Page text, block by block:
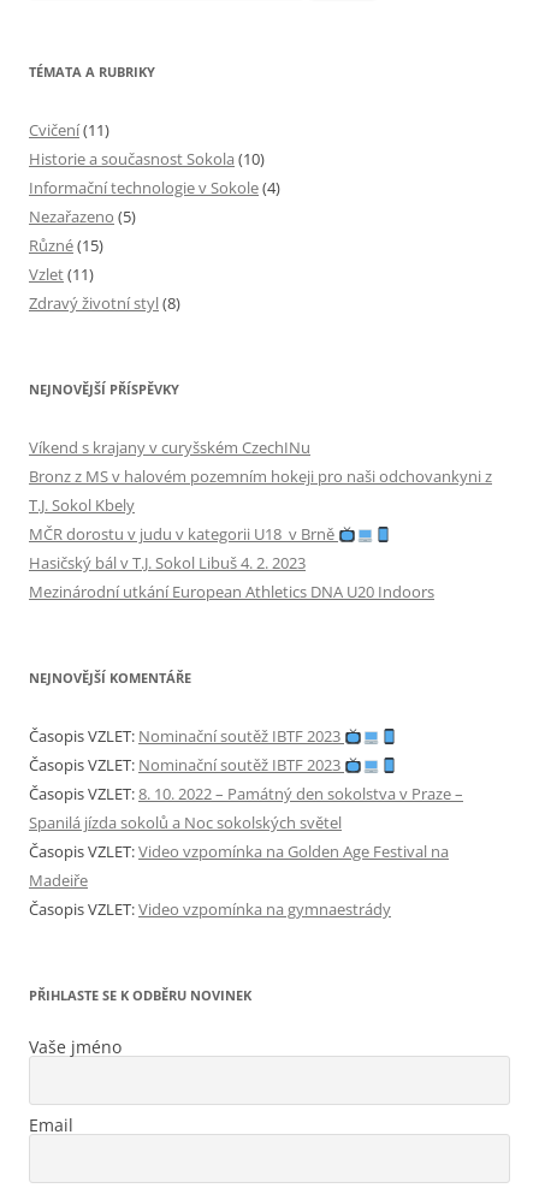
TÉMATA A RUBRIKY
Cvičení(11)
Historie a současnost Sokola (10)
Informační technologie v Sokole(4)
Nezařazeno (5)
Různé(15)
Vzlet(11)
Zdravý životní styl(8)
NEJNOVĚJŠÍ PŘÍSPĚVKY
Víkend s krajany v curyšském CzechINu
Bronz z MS v halovém pozemním hokeji pro naši odchovankyni z
T.J. Sokol Kbely
MČR dorostu v judu v kategorii U18 v Brně
Hasičský bál v T.J. Sokol Libuš 4. 2. 2023
Mezinárodní utkání European Athletics DNA U20 Indoors
NEJNOVĚJŠÍ KOMENTÁŘE
Časopis VZLET: Nominační soutěž IBTF 2023
Časopis VZLET: Nominační soutěž IBTF 2023
Časopis VZLET:8. 10. 2022 – Památný den sokolstva v Praze –
Spanilá jízda sokolů a Noc sokolských světel
Časopis VZLET:Video vzpomínka na Golden Age Festival na
Madeiře
Časopis VZLET:Video vzpomínka na gymnaestrády
PŘIHLASTE SE K ODBĚRU NOVINEK
Vaše jméno
Email